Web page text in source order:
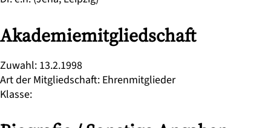
Akademiemitgliedschaft
Zuwahl: 13.2.1998
Art der Mitgliedschaft: Ehrenmitglieder
Klasse: